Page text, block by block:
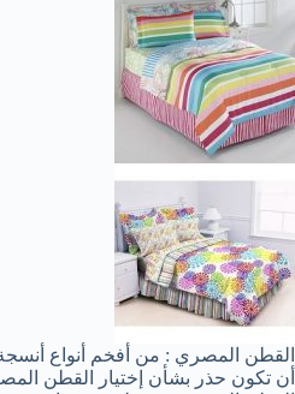
القطن المصري : من أفخم أنواع
أن تكون حذر بشأن إختيار القطن